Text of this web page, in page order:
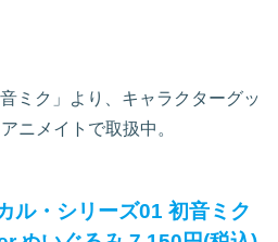
ミク」より、キャラクターグッ
ニメイトで取扱中。
ル・シリーズ01 初音ミク